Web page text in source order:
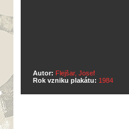
Autor: Flejšar, Josef
Rok vzniku plakátu: 1984